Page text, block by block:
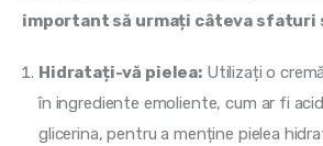
important să urmați câteva sfaturi
Hidratați-vă pielea: Utilizați o
în ingrediente emoliente, cum ar fi
glicerina, pentru a menține pielea